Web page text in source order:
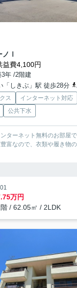
ノⅠ
益費4,100円
年 /2階建
「しきぶ」駅 徒歩28分
ス インターネット対応
公共下水
ターネット無料のお部屋
富なので、衣類や履き物
万円
/ 62.05㎡ / 2LDK